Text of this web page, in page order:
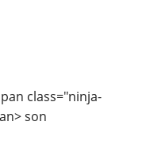
class="ninja-
son